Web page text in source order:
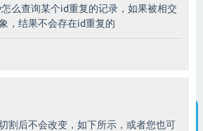
么查询某个id重复的记录，如果被相交
，结果不会存在id重复的
割后不会改变，如下所示，或者您也可